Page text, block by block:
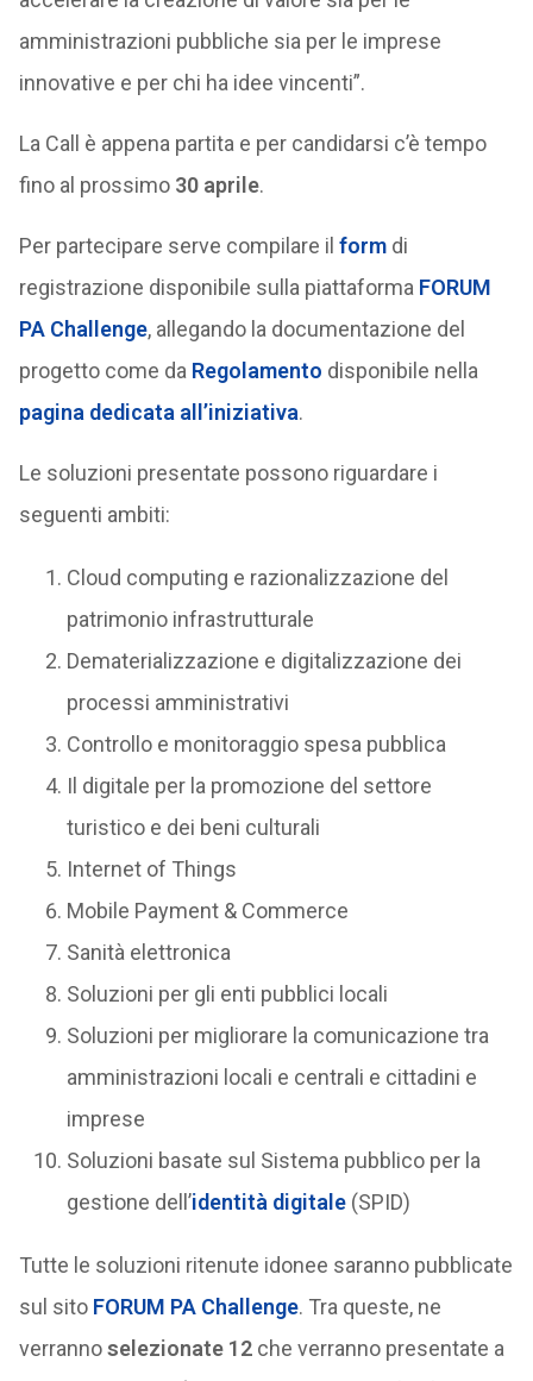
amministrazioni pubbliche sia per le imprese
innovative e per chi ha idee vincenti”.
La Call è appena partita e per candidarsi c’è tempo
fino al prossimo 30 aprile.
Per partecipare serve compilare il formdi
registrazione disponibile sulla piattaforma FORUM
PA Challenge, allegando la documentazione del
progetto come da Regolamento disponibile nella
pagina dedicata all’iniziativa.
Le soluzioni presentate possono riguardare i
seguenti ambiti:
Cloud computing e razionalizzazione del
patrimonio infrastrutturale
Dematerializzazione e digitalizzazione dei
processi amministrativi
Controllo e monitoraggio spesa pubblica
Il digitale per la promozione del settore
turistico e dei beni culturali
Internet of Things
Mobile Payment & Commerce
Sanità elettronica
Soluzioni per gli enti pubblici locali
Soluzioni per migliorare la comunicazione tra
amministrazioni locali e centrali e cittadini e
imprese
Soluzioni basate sul Sistema pubblico per la
gestione dell’identità digitale(SPID)
Tutte le soluzioni ritenute idonee saranno pubblicate
sul sito FORUM PA Challenge. Tra queste, ne
verrannoselezionate 12che verranno presentate a